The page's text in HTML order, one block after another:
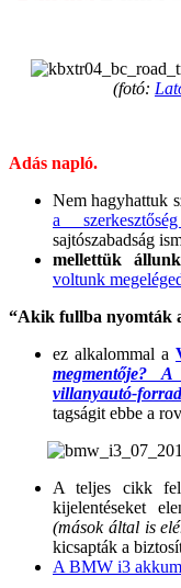
(fotó:
Adás napló.
Nem hagyhattuk
a
sajtószabadság
mellettük állunk
voltunk
“Akik fullba nyomták
ez alkalommal a
megmentője?
villanyautó-
tagságit ebbe a
A teljes cikk
kijelentéseket
(mások által is
kicsapták a
A BMW i3